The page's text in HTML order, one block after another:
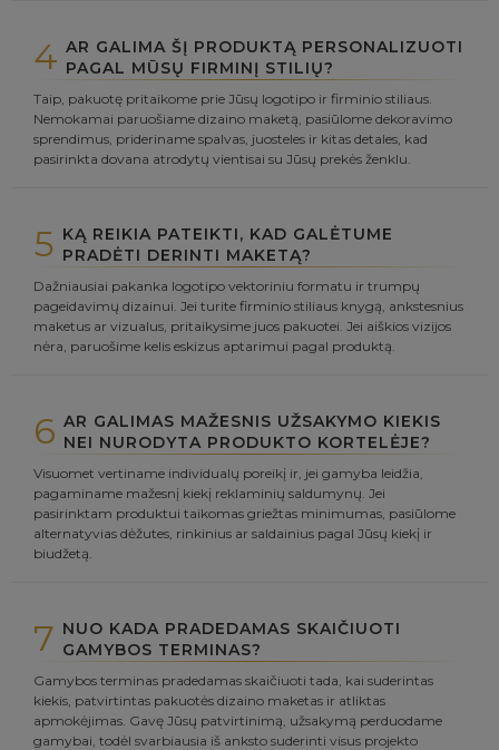
4 AR GALIMA ŠĮ PRODUKTĄ PERSONALIZUOTI
PAGAL MŪSŲ FIRMINĮ STILIŲ?
Taip, pakuotę pritaikome prie Jūsų logotipo ir firminio stiliaus.
Nemokamai paruošiame dizaino maketą, pasiūlome dekoravimo
sprendimus, prideriname spalvas, juosteles ir kitas detales, kad
pasirinkta dovana atrodytų vientisai su Jūsų prekės ženklu.
5 KĄ REIKIA PATEIKTI, KAD GALĖTUME
PRADĖTI DERINTI MAKETĄ?
Dažniausiai pakanka logotipo vektoriniu formatu ir trumpų
pageidavimų dizainui. Jei turite firminio stiliaus knygą, ankstesnius
maketus ar vizualus, pritaikysime juos pakuotei. Jei aiškios vizijos
nėra, paruošime kelis eskizus aptarimui pagal produktą.
6 AR GALIMAS MAŽESNIS UŽSAKYMO KIEKIS
NEI NURODYTA PRODUKTO KORTELĖJE?
Visuomet vertiname individualų poreikį ir, jei gamyba leidžia,
pagaminame mažesnį kiekį reklaminių saldumynų. Jei
pasirinktam produktui taikomas griežtas minimumas, pasiūlome
alternatyvias dėžutes, rinkinius ar saldainius pagal Jūsų kiekį ir
biudžetą.
7 NUO KADA PRADEDAMAS SKAIČIUOTI
GAMYBOS TERMINAS?
Gamybos terminas pradedamas skaičiuoti tada, kai suderintas
kiekis, patvirtintas pakuotės dizaino maketas ir atliktas
apmokėjimas. Gavę Jūsų patvirtinimą, užsakymą perduodame
gamybai, todėl svarbiausia iš anksto suderinti visus projekto